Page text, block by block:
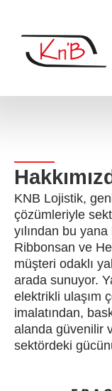
KNB Lojistik,
çözümleriyle
yılından bu
Ribbonsan ve
müşteri odaklı
arada sunuyor.
elektrikli ulaşım
imalatından,
alanda güvenilir
sektördeki